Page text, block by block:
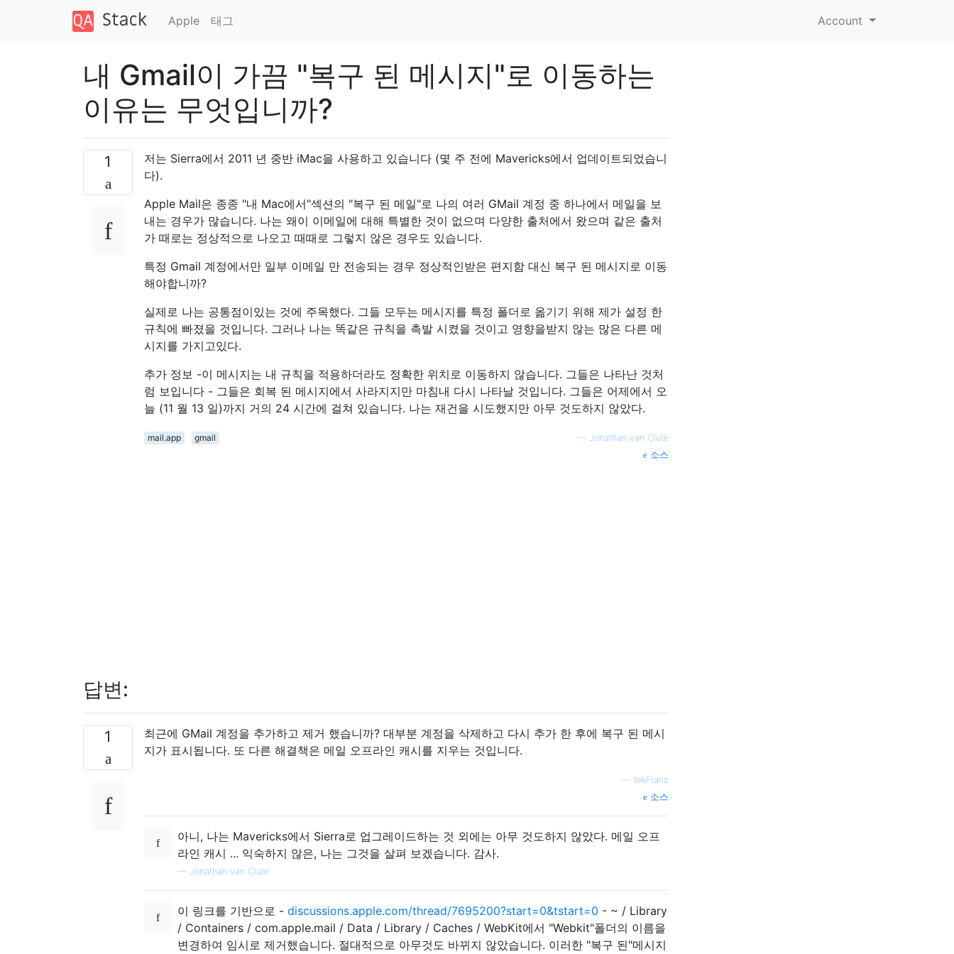
Apple 태그 Account
내 Gmail이 가끔 "복구 된 메시지"로 이동하는
이유는 무엇입니까?
1
저는 Sierra에서 2011 년 중반 iMac을 사용하고 있습니다 (몇 주 전에 Mavericks에서 업데이트되었습니
다).
Apple Mail은 종종 "내 Mac에서"섹션의 "복구 된 메일"로 나의 여러 GMail 계정 중 하나에서 메일을 보
내는 경우가 많습니다. 나는 왜이 이메일에 대해 특별한 것이 없으며 다양한 출처에서 왔으며 같은 출처
가 때로는 정상적으로 나오고 때때로 그렇지 않은 경우도 있습니다.
특정 Gmail 계정에서만 일부 이메일 만 전송되는 경우 정상적인받은 편지함 대신 복구 된 메시지로 이동
해야합니까?
실제로 나는 공통점이있는 것에 주목했다. 그들 모두는 메시지를 특정 폴더로 옮기기 위해 제가 설정 한
규칙에 빠졌을 것입니다. 그러나 나는 똑같은 규칙을 촉발 시켰을 것이고 영향을받지 않는 많은 다른 메
시지를 가지고있다.
추가 정보 -이 메시지는 내 규칙을 적용하더라도 정확한 위치로 이동하지 않습니다. 그들은 나타난 것처
럼 보입니다 - 그들은 회복 된 메시지에서 사라지지만 마침내 다시 나타날 것입니다. 그들은 어제에서 오
늘 (11 월 13 일)까지 거의 24 시간에 걸쳐 있습니다. 나는 재건을 시도했지만 아무 것도하지 않았다.
mail.app gmail — Jonathan van Clute
소스
답변:
1
최근에 GMail 계정을 추가하고 제거 했습니까? 대부분 계정을 삭제하고 다시 추가 한 후에 복구 된 메시
지가 표시됩니다. 또 다른 해결책은 메일 오프라인 캐시를 지우는 것입니다.
tekFranz
소스
아니, 나는 Mavericks에서 Sierra로 업그레이드하는 것 외에는 아무 것도하지 않았다. 메일 오프
라인 캐시 ... 익숙하지 않은, 나는 그것을 살펴 보겠습니다. 감사.
— Jonathan van Clute
이 링크를 기반으로 - discussions.apple.com/thread/7695200?start=0&tstart=0 - ~ / Library
/ Containers / com.apple.mail / Data / Library / Caches / WebKit에서 "Webkit"폴더의 이름을
변경하여 임시로 제거했습니다. 절대적으로 아무것도 바뀌지 않았습니다. 이러한 "복구 된"메시지